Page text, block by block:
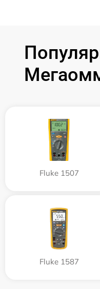
Fluke 1507
Fluke 1587